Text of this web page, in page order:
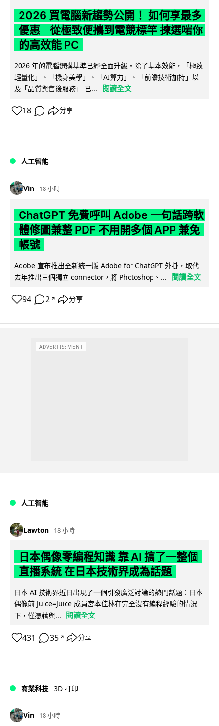
2026 買電腦新趨勢公開！ 如何享最多
優惠 從極致便攜到電競標竿 揀選啱你
的高效能 PC
2026 年的電腦選購基準已經全面升級。除了基本效能，「極致
輕量化」、「機身美學」、「AI算力」、「前瞻技術加持」以
及「品質與售後服務」 已...
閱讀全文
18 分享
人工智能
Vin 18 小時
ChatGPT 免費呼叫 Adobe 一句話跨軟
體修圖兼整 PDF 不用開多個 APP 兼免
帳號
Adobe 宣布推出全新統一版 Adobe for ChatGPT 外掛，取代
去年推出三個獨立 connector，將 Photoshop、...
閱讀全文
94 2 ↗ 分享
ADVERTISEMENT
人工智能
Lawton 18 小時
日本偶像零編程知識 靠 AI 搞了一整個
直播系統 在日本技術界成為話題
日本 AI 技術界近日出現了一個引發廣泛討論的熱門話題：日本
偶像前 Juice=Juice 成員宮本佳林在完全沒有編程經驗的情況
下，僅憑藉與...
閱讀全文
431 35 ↗ 分享
商業科技 3D 打印
Vin 18 小時